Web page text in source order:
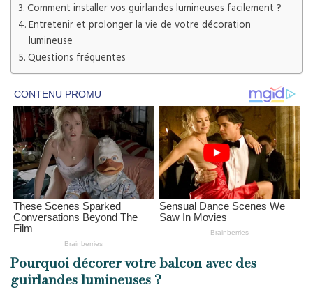
Comment installer vos guirlandes lumineuses facilement ?
Entretenir et prolonger la vie de votre décoration
lumineuse
Questions fréquentes
Pourquoi décorer votre balcon avec des
guirlandes lumineuses ?